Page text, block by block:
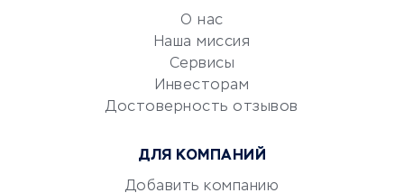
документооборот
Консалтинговые компании
Аудиторские компании
О нас
Наша миссия
Сервисы
Инвесторам
Достоверность отзывов
ДЛЯ КОМПАНИЙ
Добавить компанию